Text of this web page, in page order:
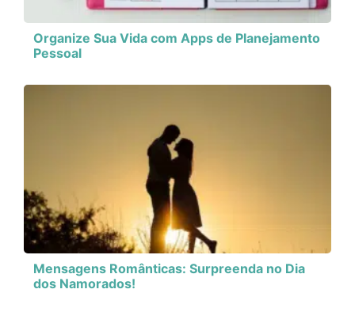
Organize Sua Vida com Apps de Planejamento
Pessoal
Mensagens Românticas: Surpreenda no Dia
dos Namorados!